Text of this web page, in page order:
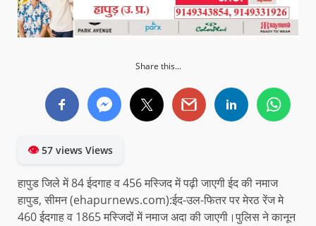
Share this...
👁57 views Views
हापुड जिले में 84 ईदगाह व 456 मस्जिद में पढ़ी जाएगी ईद की नमाज
हापुड, सीमन (ehapurnews.com):ईद-उल-फितर पर मेरठ रेंज मे
460 ईदगाह व 1865 मस्जिदों में नमाज अदा की जाएगी।पुलिस ने कानून